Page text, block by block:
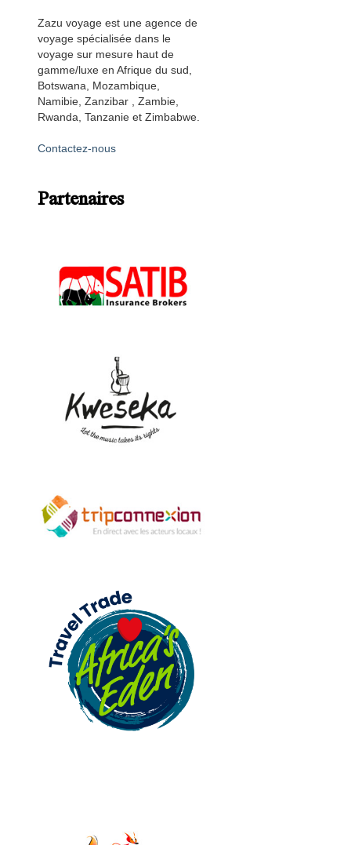
Zazu voyage est une agence de
voyage spécialisée dans le
voyage sur mesure haut de
gamme/luxe en Afrique du sud,
Botswana, Mozambique,
Namibie, Zanzibar , Zambie,
Rwanda, Tanzanie et Zimbabwe.
Contactez-nous
Partenaires